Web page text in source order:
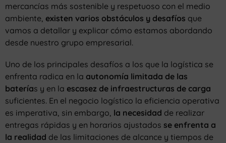
mercancías más sostenible y respetuoso con el medio
ambiente, existen varios obstáculos y desafíos que
vamos a detallar y explicar cómo estamos abordando
desde nuestro grupo empresarial.
Uno de los principales desafíos a los que la logística se
enfrenta radica en la autonomía limitada de las
baterías y en la escasez de infraestructuras de carga
suficientes. En el negocio logístico la eficiencia operativa
es imperativa, sin embargo, la necesidad de realizar
entregas rápidas y en horarios ajustados se enfrenta a
la realidad de las limitaciones de alcance y tiempos de